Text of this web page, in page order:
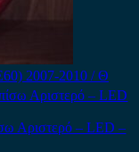
2007-2010 / Θ
Αριστερό – LED –